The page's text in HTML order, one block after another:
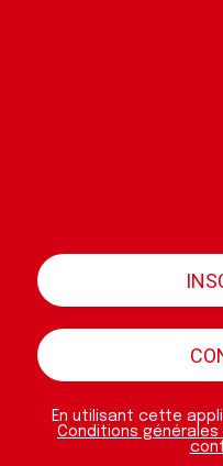
En utilisant cette
Conditions générales